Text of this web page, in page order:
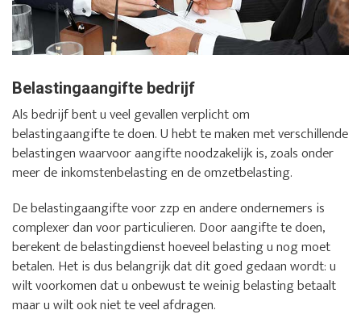
Belastingaangifte bedrijf
Als bedrijf bent u veel gevallen verplicht om
belastingaangifte te doen. U hebt te maken met verschillende
belastingen waarvoor aangifte noodzakelijk is, zoals onder
meer de inkomstenbelasting en de omzetbelasting.
De belastingaangifte voor zzp en andere ondernemers is
complexer dan voor particulieren. Door aangifte te doen,
berekent de belastingdienst hoeveel belasting u nog moet
betalen. Het is dus belangrijk dat dit goed gedaan wordt: u
wilt voorkomen dat u onbewust te weinig belasting betaalt
maar u wilt ook niet te veel afdragen.